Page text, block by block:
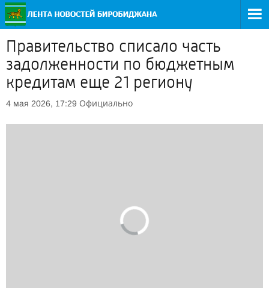
Правительство списало часть
задолженности по бюджетным
кредитам еще 21 региону
4 мая 2026, 17:29 Официально